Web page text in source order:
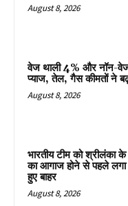
August 8, 2026
वेज थाली 4% और नॉन-
प्याज, तेल, गैस कीमतों ने
August 8, 2026
भारतीय टीम को श्रीलंका
का आगाज होने से पहले
हुए बाहर
August 8, 2026